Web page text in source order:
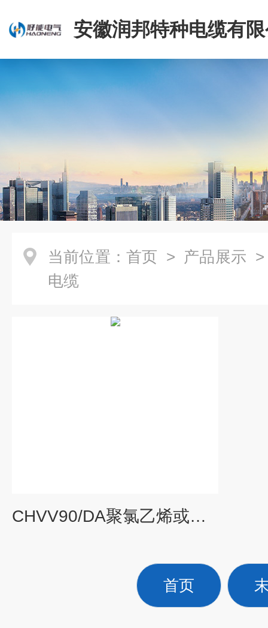
安徽润邦特种电缆有
当前位置： 首页 > 产品展示
电缆
CHVV90/DA聚氯乙烯或交联聚乙烯绝缘船用通信电缆
首页